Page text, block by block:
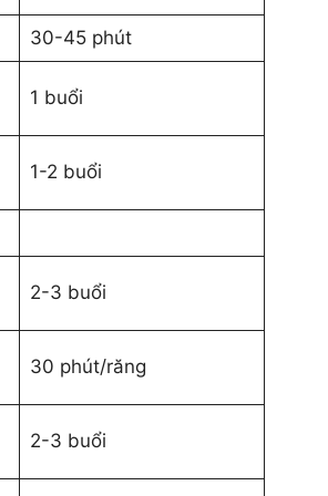
30-45 phút
1 buổi
1-2 buổi
2-3 buổi
30 phút/răng
2-3 buổi